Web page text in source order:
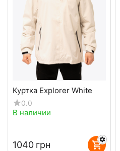
Куртка Explorer White
0.0
В наличии
‍1040‍ грн